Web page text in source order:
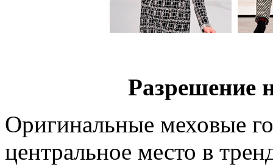
Разрешение
Оригинальные меховые
центральное место в